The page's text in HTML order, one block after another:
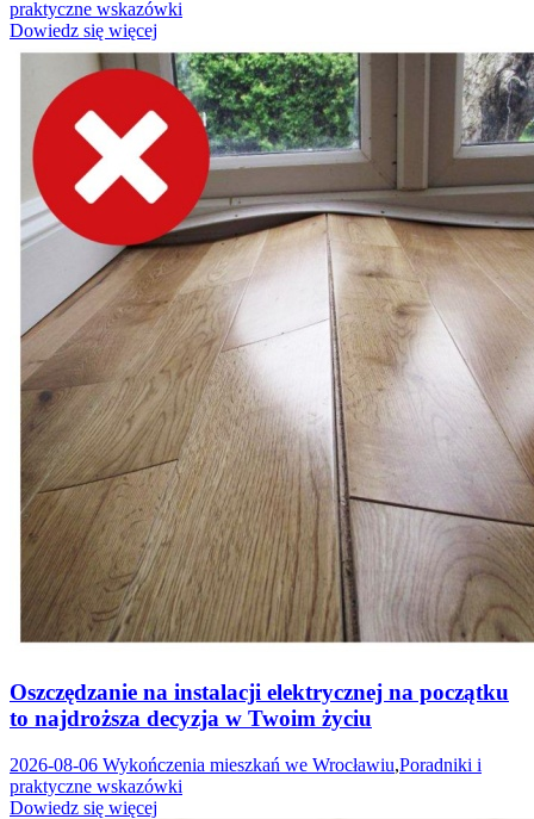
praktyczne wskazówki
Dowiedz się więcej
Oszczędzanie na instalacji elektrycznej na początku
to najdroższa decyzja w Twoim życiu
2026-08-06 Wykończenia mieszkań we Wrocławiu,Poradniki i
praktyczne wskazówki
Dowiedz się więcej